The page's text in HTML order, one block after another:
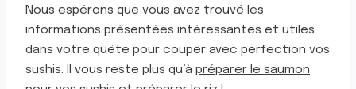
Nous espérons que vous avez trouvé les
informations présentées intéressantes et utiles
dans votre quête pour couper avec perfection vos
sushis. Il vous reste plus qu’à préparer le saumon